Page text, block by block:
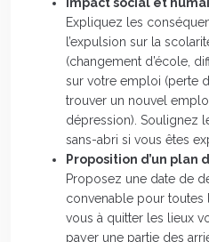
Expliquez les
l’expulsion sur la
(changement d’école,
sur votre emploi (perte
trouver un nouvel
dépression). Soulignez
sans-abri si vous êtes
Proposition d’un plan
Proposez une date de
convenable pour toutes
vous à quitter les lieux
payer une partie des